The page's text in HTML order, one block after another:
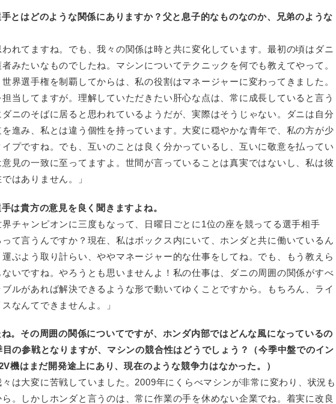
とはどのような関係にありますか？父と息子的なものなのか、兄弟のような
われてますね。でも、我々の関係は時と共に変化しています。最初の頃はダニ
みたいなものでしたね。マシンについてテクニックを何でも教えてやって。
界選手権を制覇してからは、私の役割はマネージャーに変わってきました。
当してますが。理解していただきたい肝心な点は、常に成長していると言う
ニのそばに居ると思われているようだが、実際はそうじゃない。ダニは自分
進み、私とは違う個性を持っています。大変に穏やかな青年で、私の方が少
イプですね。でも、互いのことは良く分かっているし、互いに敬意を払ってい
見の一致に至ってますよ。世間が言っていることは真実ではないし、私は彼
はありません。」
は貴方の意見を良く聞きますよね。
界チャンピオンに三度もなって、日曜日ごとに1位の座を競ってる選手相手
て言うんですか？現在、私はボックス内にいて、ホンダと共に働いているん
ぶよう取り計らい、ややマネージャー的な仕事をしてね。でも、もう教えら
いですね。やろうとも思いませんよ！私の仕事は、ダニの周囲の関係がすべ
ルがあれば解決できるような形で動いてゆくことですから。もちろん、ライ
なんてできませんよ。」
。その周囲の関係についてですが、ホンダ内部ではどんな風になっているの
の参戦となりますが、マシンの競合性はどうでしょう？（今季中盤でのイン
機はまだ開発途上にあり、現在のような競争力はなかった。）
々は大変に苦戦していました。2009年にくらべマシンが非常に変わり、状況も
。しかしホンダと言うのは、常に作業の手を休めない企業でね。着実に改良